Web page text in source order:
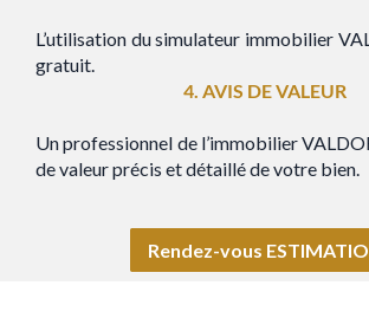
L’utilisation du simulateur immobilier
gratuit.
4. AVIS DE VALEUR
Un professionnel de l’immobilier
de valeur précis et détaillé de votre bien.
Rendez-vous